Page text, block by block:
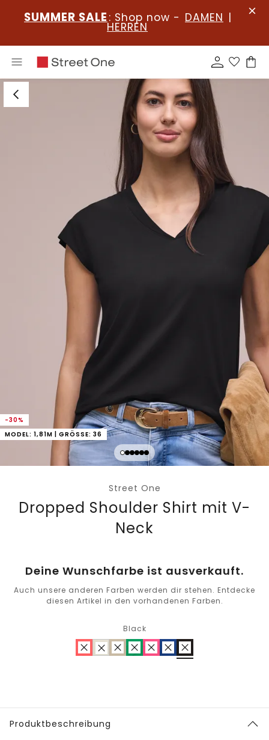
SUMMER SALE : Shop now - DAMEN |
HERREN
-30%
MODEL: 1,81M | GRÖSSE: 36
Street One
Dropped Shoulder Shirt mit V-
Neck
Deine Wunschfarbe ist ausverkauft.
Auch unsere anderen Farben werden dir stehen. Entdecke
diesen Artikel in den vorhandenen Farben.
Black
Produktbeschreibung